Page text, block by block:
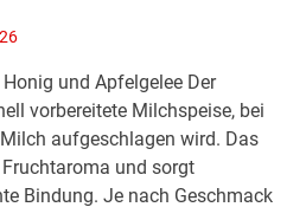
und Apfelgelee Der
vorbereitete Milchspeise, bei
aufgeschlagen wird. Das
und sorgt
Bindung. Je nach Geschmack